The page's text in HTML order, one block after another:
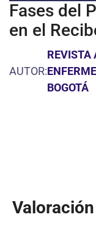
Fases del
en el
AUTOR:
REVISTA
BOGOTÁ
Valoración